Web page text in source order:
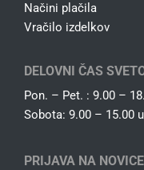
Načini plačila
Vračilo izdelkov
DELOVNI ČAS
Pon. – Pet. : 9.00 –
Sobota: 9.00 – 15.00
PRIJAVA NA NOVICE